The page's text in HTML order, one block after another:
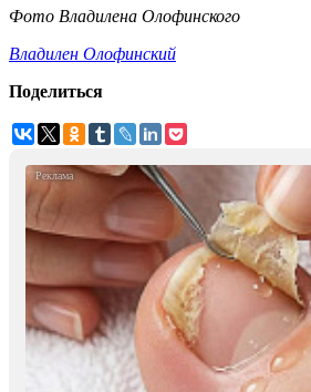
Фото Владилена Олофинского
Владилен Олофинский
Поделиться